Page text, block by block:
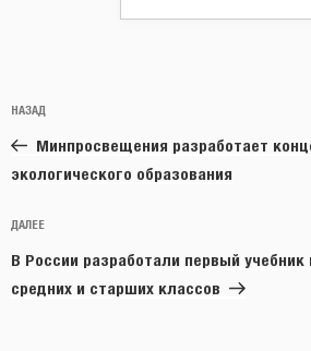
по
записям
Предыдущая
запись:
НАЗАД
Минпросвещения разработает
экологического образования
Следующая
запись
ДАЛЕЕ
В России разработали первый
средних и старших классов